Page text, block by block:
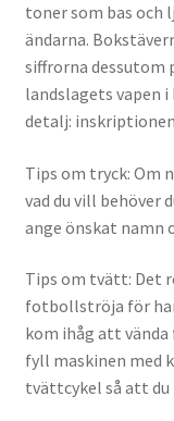
toner som bas och
ändarna.
siffrorna dessutom
landslagets vapen
detalj:
Tips om tryck: Om
vad du vill behöver
ange önskat namn
Tips om tvätt: Det
fotbollströja för
kom ihåg att
fyll maskinen med
tvättcykel så att du